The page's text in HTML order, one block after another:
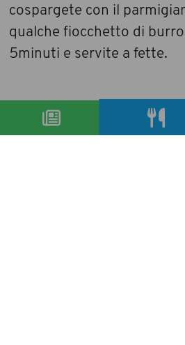
cospargete con il
qualche fiocchetto di
5minuti e servite a fette.